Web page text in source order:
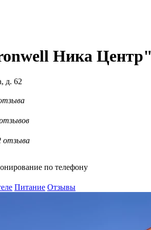
Ника
д. 62
отзыва
по телефону
Питание Отзывы